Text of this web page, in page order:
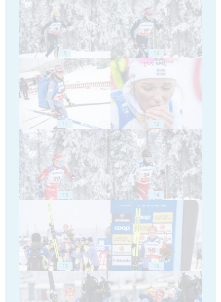
9 10
11 12
13 14
15 16